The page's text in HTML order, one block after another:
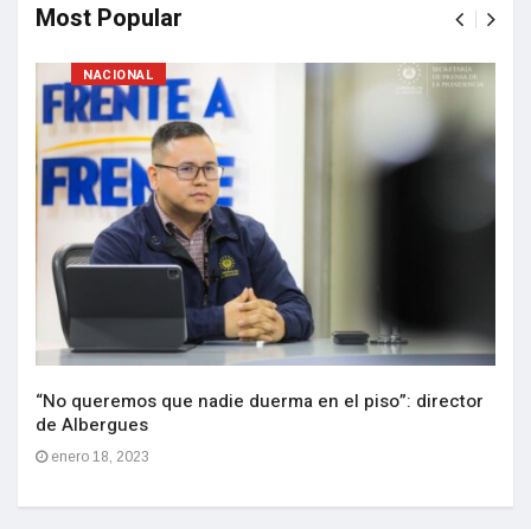
Most Popular
NACIONAL
“No queremos que nadie duerma en el piso”: director
de Albergues
enero 18, 2023